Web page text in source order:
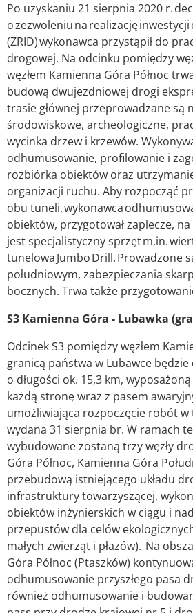
Po uzyskaniu 21 sierpnia 2020 r.
o zezwoleniu na realizację
(ZRID) wykonawca przystąpił do
drogowej. Na odcinku pomiędzy
węzłem Kamienna Góra Północ
budową dwujezdniowej drogi
trasie głównej przeprowadzane są
środowiskowe, archeologiczne,
wycinka drzew i krzewów.
odhumusowanie, profilowanie i
rozbiórka obiektów oraz
organizacji ruchu. Aby rozpocząć
obu tuneli, wykonawca
obiektów, przygotował zaplecze,
jest specjalistyczny sprzęt m.in.
tunelowa Jumbo Drill. Prowadzone
południowym, zabezpieczania
bocznych. Trwa także
S3 Kamienna Góra - Lubawka
Odcinek S3 pomiędzy węzłem
granicą państwa w Lubawce
o długości ok. 15,3 km,
każdą stronę wraz z pasem
umożliwiająca rozpoczęcie robót w
wydana 31 sierpnia br. W ramach
wybudowane zostaną trzy węzły
Góra Północ, Kamienna Góra
przebudową istniejącego układu
infrastruktury towarzyszącej,
obiektów inżynierskich w ciągu i
przepustów dla celów
małych zwierząt i płazów). Na
Góra Północ (Ptaszków)
odhumusowanie przyszłego pasa
również odhumusowanie i